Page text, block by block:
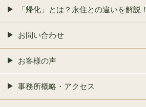
「帰化」とは？永住との違いを解説！
お問い合わせ
お客様の声
事務所概略・アクセス